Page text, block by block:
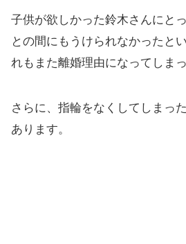
子供が欲しかった鈴木さんにと
との間にもうけられなかったと
れもまた離婚理由になってしま
さらに、指輪をなくしてしまっ
あります。